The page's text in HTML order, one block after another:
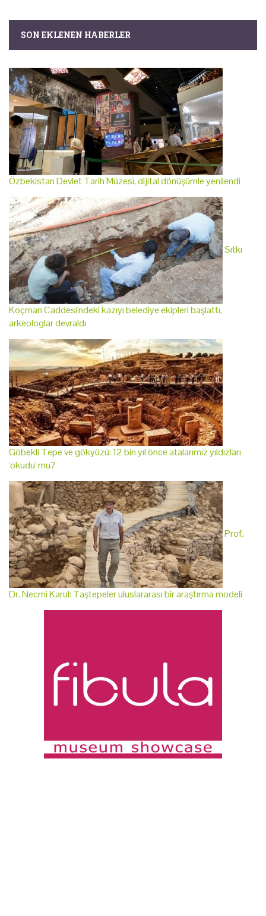
SON EKLENEN HABERLER
Özbekistan Devlet Tarih Müzesi, dijital dönüşümle yenilendi
Sıtkı
Koçman Caddesi'ndeki kazıyı belediye ekipleri başlattı,
arkeologlar devraldı
Göbekli Tepe ve gökyüzü: 12 bin yıl önce atalarımız yıldızları
'okudu' mu?
Prof.
Dr. Necmi Karul: Taştepeler uluslararası bir araştırma modeli